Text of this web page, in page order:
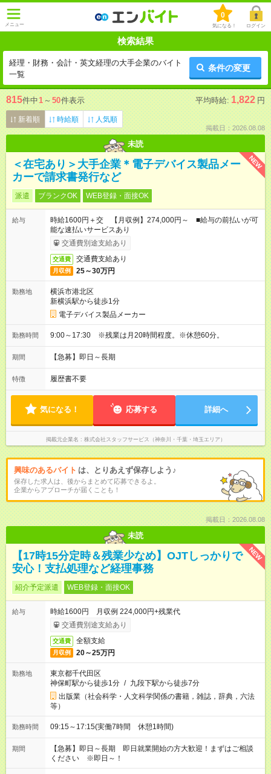
メニュー
0
気になる！ ログイン
検索結果
経理・財務・会計・英文経理の大手企業のバイト
一覧
条件の変更
815件中1 ～ 50件表示 平均時給: 1,822 円
新着順 時給順 人気順
掲載日：2026.08.08
未読
NEW
＜在宅あり＞大手企業＊電子デバイス製品メー
カーで請求書発行など
派遣 ブランクOK WEB登録・面接OK
給与
時給1600円＋交 【月収例】274,000円～ ■給与の前払いが可
能な速払いサービスあり
交通費別途支給あり
交通費 交通費支給あり
月収例 25～30万円
勤務地
横浜市港北区
新横浜駅から徒歩1分
電子デバイス製品メーカー
勤務時間 9:00～17:30 ※残業は月20時間程度。※休憩60分。
期間 【急募】即日～長期
特徴 履歴書不要
気になる！ 応募する 詳細へ
掲載元企業名 株式会社スタッフサービス（神奈川・千葉・埼玉エリア）
興味のあるバイト は、とりあえず保存しよう♪
保存した求人は、後からまとめて応募できるよ。
企業からアプローチが届くことも！
掲載日：2026.08.08
未読
NEW
【17時15分定時＆残業少なめ】OJTしっかりで
安心！支払処理など経理事務
紹介予定派遣 WEB登録・面接OK
給与
時給1600円 月収例 224,000円+残業代
交通費別途支給あり
交通費 全額支給
月収例 20～25万円
勤務地
東京都千代田区
神保町駅から徒歩1分 / 九段下駅から徒歩7分
出版業（社会科学・人文科学関係の書籍，雑誌，辞典，六法
等）
勤務時間 09:15～17:15(実働7時間 休憩1時間)
期間
【急募】即日～長期 即日就業開始の方大歓迎！まずはご相談
ください ※即日～！